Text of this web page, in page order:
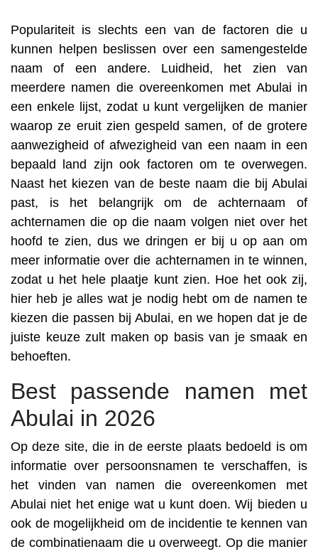
Populariteit is slechts een van de factoren die u
kunnen helpen beslissen over een samengestelde
naam of een andere. Luidheid, het zien van
meerdere namen die overeenkomen met Abulai in
een enkele lijst, zodat u kunt vergelijken de manier
waarop ze eruit zien gespeld samen, of de grotere
aanwezigheid of afwezigheid van een naam in een
bepaald land zijn ook factoren om te overwegen.
Naast het kiezen van de beste naam die bij Abulai
past, is het belangrijk om de achternaam of
achternamen die op die naam volgen niet over het
hoofd te zien, dus we dringen er bij u op aan om
meer informatie over die achternamen in te winnen,
zodat u het hele plaatje kunt zien. Hoe het ook zij,
hier heb je alles wat je nodig hebt om de namen te
kiezen die passen bij Abulai, en we hopen dat je de
juiste keuze zult maken op basis van je smaak en
behoeften.
Best passende namen met
Abulai in 2026
Op deze site, die in de eerste plaats bedoeld is om
informatie over persoonsnamen te verschaffen, is
het vinden van namen die overeenkomen met
Abulai niet het enige wat u kunt doen. Wij bieden u
ook de mogelijkheid om de incidentie te kennen van
de combinatienaam die u overweegt. Op die manier